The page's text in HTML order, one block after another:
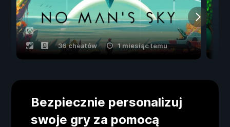
36 cheatów 1 miesiąc temu
Bezpiecznie personalizuj
swoje gry za pomocą